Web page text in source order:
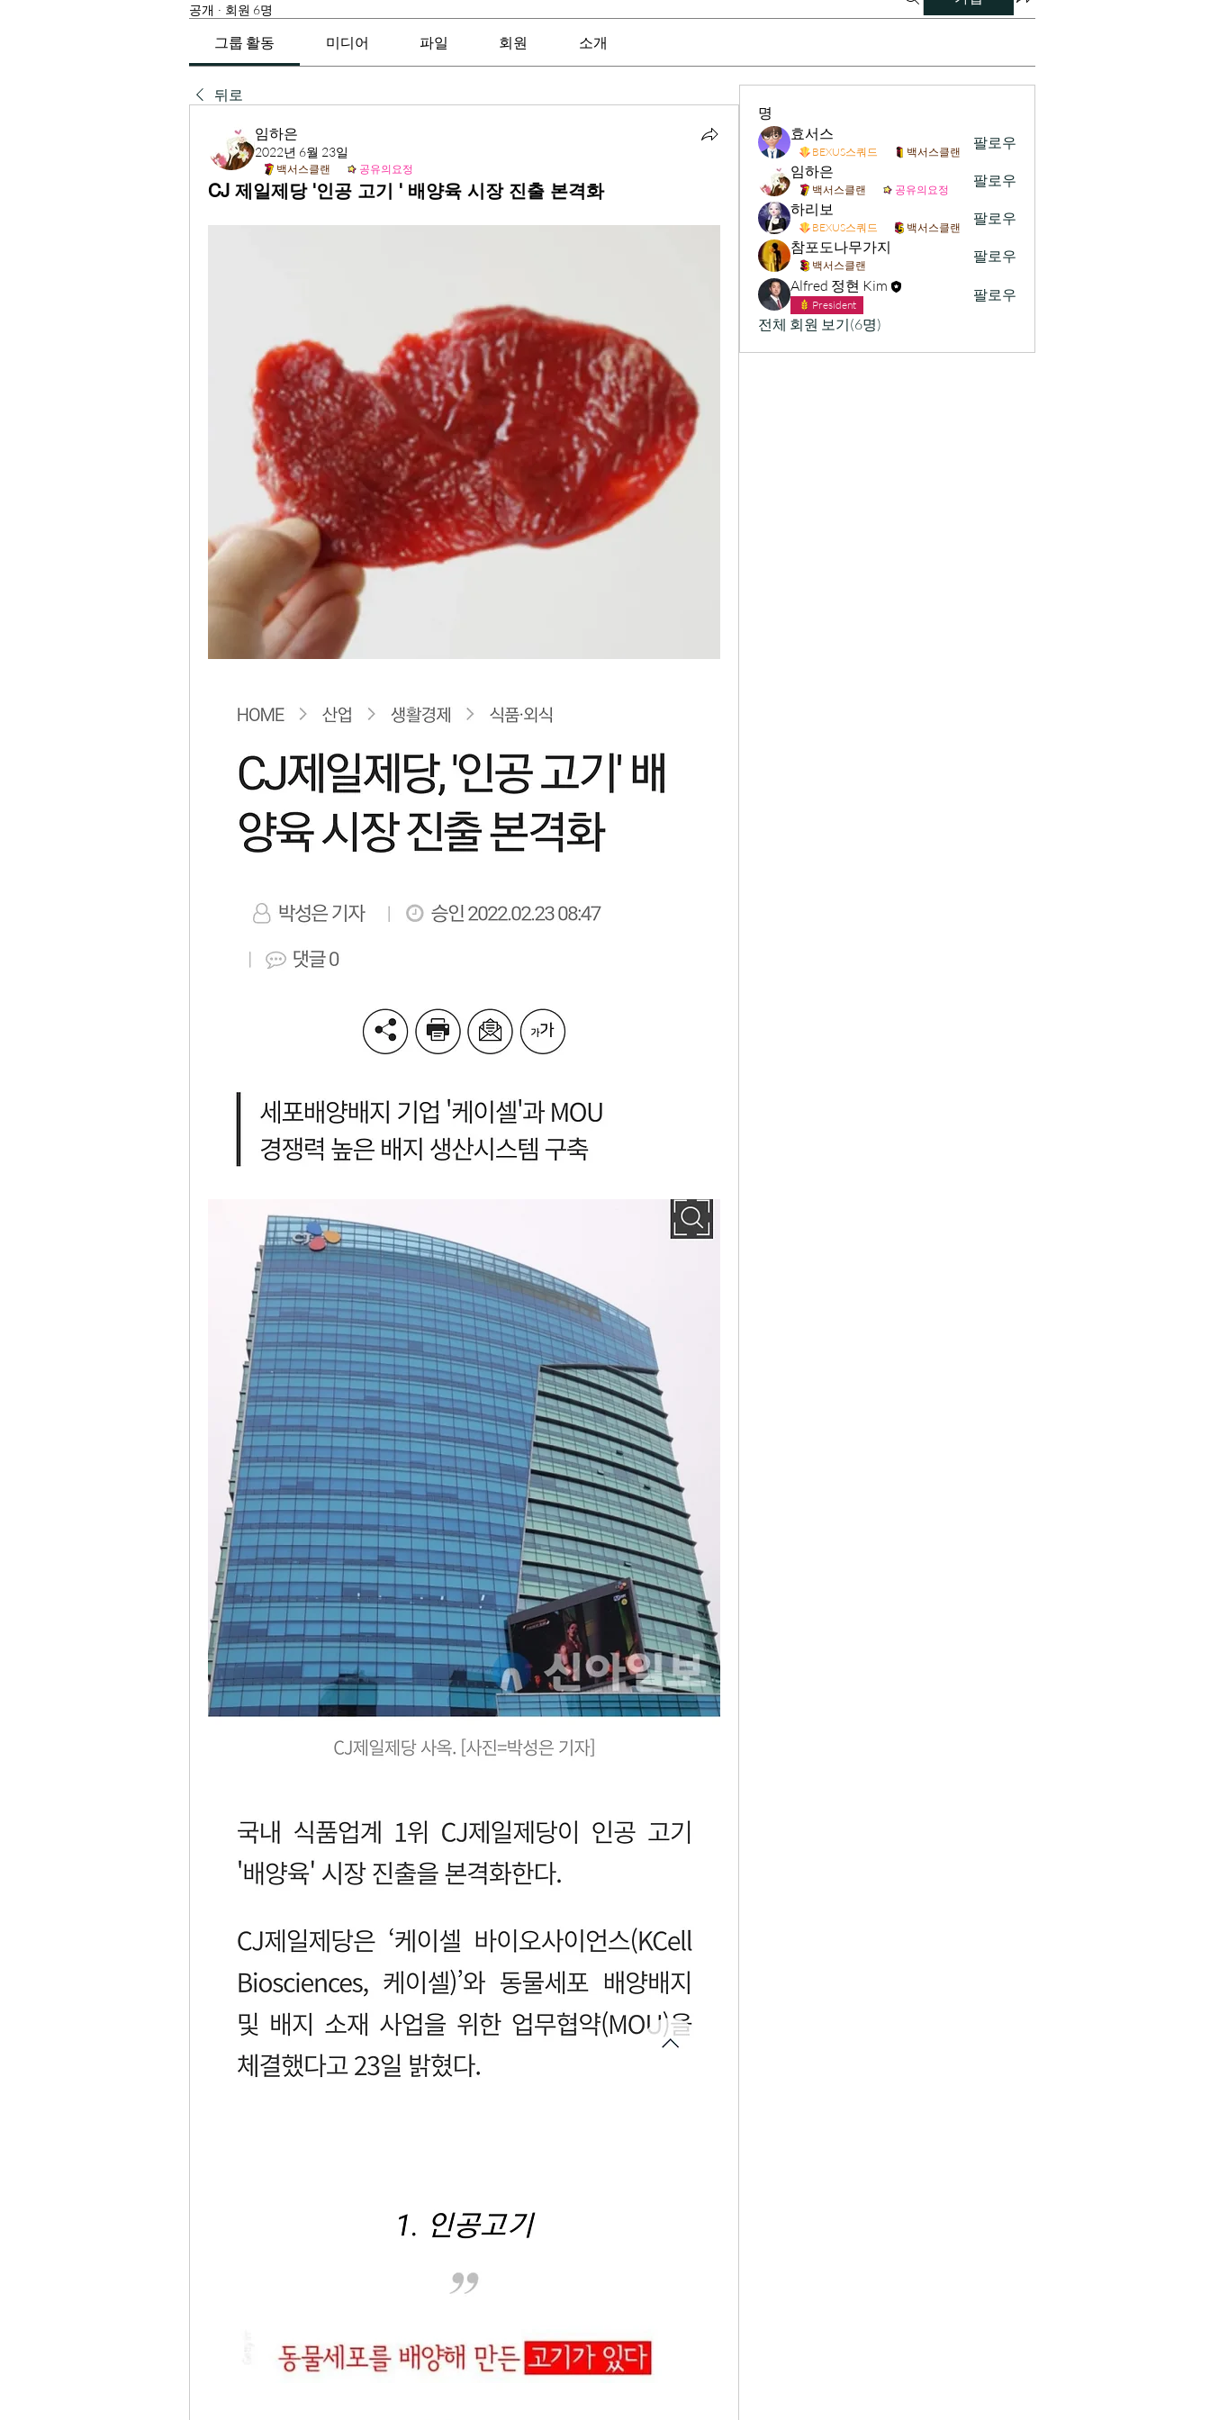
공개 · 회원 6명
그룹 활동 미디어 파일 회원 소개
뒤로
임하은
2022년 6월 23일
백서스클랜 공유의요정
CJ 제일제당 '인공 고기 ' 배양육 시장 진출 본격화
명
효서스
BEXUS스쿼드 백서스클랜
팔로우
임하은
백서스클랜 공유의요정
팔로우
하리보
BEXUS스쿼드 백서스클랜
팔로우
참포도나무가지
백서스클랜
팔로우
Alfred 정현 Kim
President
팔로우
전체 회원 보기(6명)